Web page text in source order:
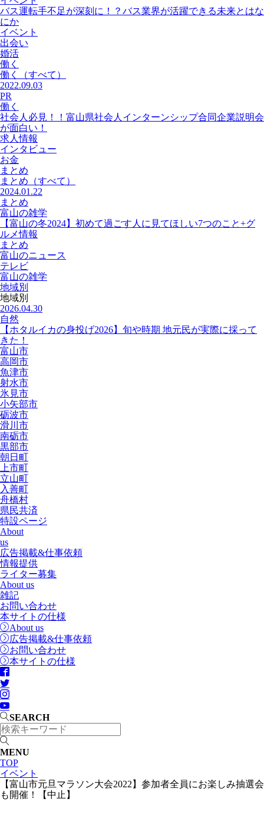
バス運転手不足が深刻に！？バス業界が活躍できる未来とはな
にか
イベント
出会い
婚活
働く
働く
（すべて）
2022.09.03
PR
働く
社会人必見！！富山県社会人インターンシップ合同企業説明会
が面白い！
求人情報
インタビュー
お金
まとめ
まとめ （すべて）
2024.01.22
まとめ
富山の雑学
【富山の冬2024】初めて過ごす人に見てほしい7つのこと+グ
ルメ情報
まとめ
富山のニュース
テレビ
富山の雑学
地域別
地域別
2026.04.30
自然
【ホタルイカの身投げ2026】旬や時期 地元民が実際に採って
きた！
富山市
高岡市
魚津市
射水市
氷見市
小矢部市
砺波市
滑川市
南砺市
黒部市
朝日町
上市町
立山町
入善町
舟橋村
県民共済
特設ページ
About
us
広告掲載&仕事依頼
情報提供
ライター募集
About us
雑記
お問い合わせ
本サイトの仕様
About us
広告掲載&仕事依頼
お問い合わせ
本サイトの仕様
SEARCH
MENU
TOP
イベント
【富山市元旦マラソン大会2022】参加者全員にお楽しみ抽選会
も開催！【中止】